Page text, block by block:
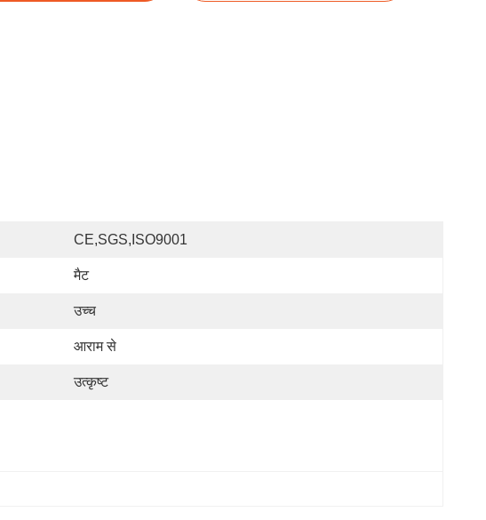
CE,SGS,ISO9001
मैट
उच्च
आराम से
उत्कृष्ट